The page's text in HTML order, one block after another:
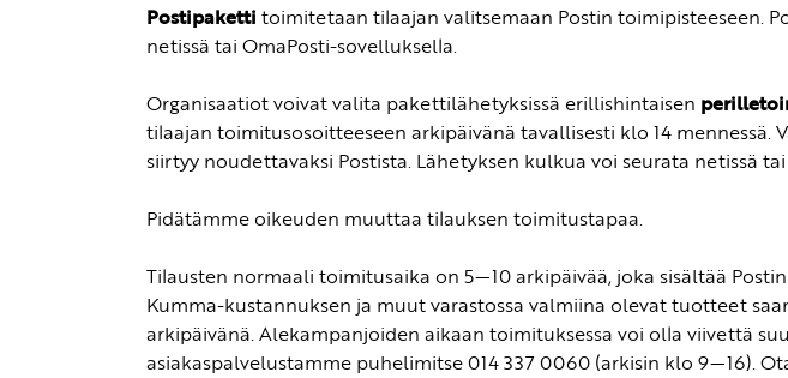
Postipaketti toimitetaan tilaajan valitsemaan Postin toimipisteeseen.
netissä tai OmaPosti-sovelluksella.
Organisaatiot voivat valita pakettilähetyksissä erillishintaisen
tilaajan toimitusosoitteeseen arkipäivänä tavallisesti klo 14
siirtyy noudettavaksi Postista. Lähetyksen kulkua voi seurata netissä
Pidätämme oikeuden muuttaa tilauksen toimitustapaa.
Tilausten normaali toimitusaika on 5—10 arkipäivää, joka sisältää
Kumma-kustannuksen ja muut varastossa valmiina olevat tuotteet
arkipäivänä. Alekampanjoiden aikaan toimituksessa voi olla viivettä
asiakaspalvelustamme puhelimitse 014 337 0060 (arkisin klo 9—16).